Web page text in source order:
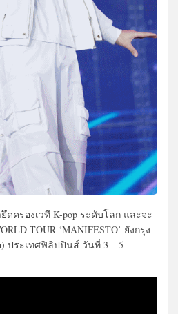
ดครองเวที K-pop ระดับโลก และจะ
TOUR ‘MANIFESTO’ ยังกรุง
ประเทศฟิลิปปินส์ วันที่ 3 – 5